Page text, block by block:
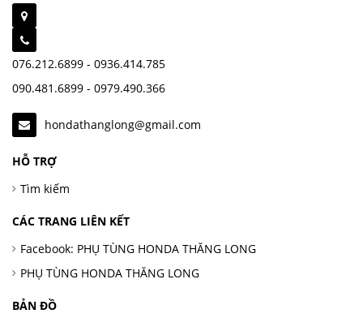
076.212.6899 - 0936.414.785
090.481.6899 - 0979.490.366
hondathanglong@gmail.com
HỖ TRỢ
Tìm kiếm
CÁC TRANG LIÊN KẾT
Facebook: PHỤ TÙNG HONDA THĂNG LONG
PHỤ TÙNG HONDA THĂNG LONG
BẢN ĐỒ